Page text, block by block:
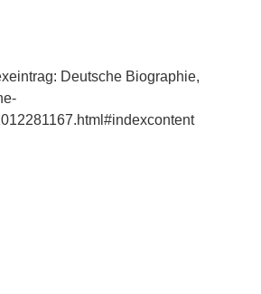
Deutsche Biographie,